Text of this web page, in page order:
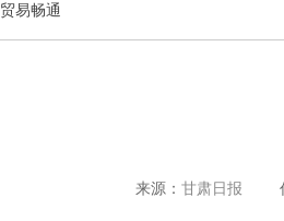
贸易畅通
来源： 甘肃日报